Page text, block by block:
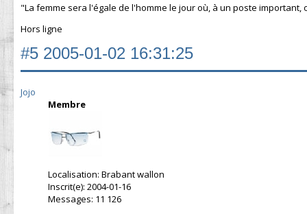
"La femme sera l'égale de l'homme le jour où, à un poste
Hors ligne
#5 2005-01-02 16:31:25
Jojo
Membre
Localisation: Brabant wallon
Inscrit(e): 2004-01-16
Messages: 11 126